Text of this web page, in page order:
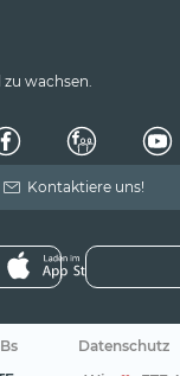
wachsen.
Kontaktiere uns!
Datenschutz